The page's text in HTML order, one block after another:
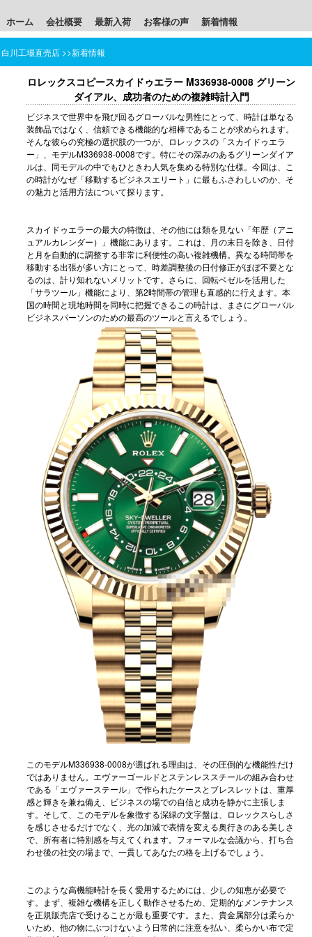
ホーム 会社概要 最新入荷 お客様の声 新着情報
白川工場直売店 >>新着情報
ロレックスコピースカイドゥエラー M336938-0008 グリーン
ダイアル、成功者のための複雑時計入門
ビジネスで世界中を飛び回るグローバルな男性にとって、時計は単なる
装飾品ではなく、信頼できる機能的な相棒であることが求められます。
そんな彼らの究極の選択肢の一つが、ロレックスの「スカイドゥエラ
ー」、モデルM336938-0008です。特にその深みのあるグリーンダイア
ルは、同モデルの中でもひときわ人気を集める特別な仕様。今回は、こ
の時計がなぜ「移動するビジネスエリート」に最もふさわしいのか、そ
の魅力と活用方法について探ります。
スカイドゥエラーの最大の特徴は、その他には類を見ない「年歴（アニ
ュアルカレンダー）」機能にあります。これは、月の末日を除き、日付
と月を自動的に調整する非常に利便性の高い複雑機構。異なる時間帯を
移動する出張が多い方にとって、時差調整後の日付修正がほぼ不要とな
るのは、計り知れないメリットです。さらに、回転ベゼルを活用した
「サラツール」機能により、第2時間帯の管理も直感的に行えます。本
国の時間と現地時間を同時に把握できるこの時計は、まさにグローバル
ビジネスパーソンのための最高のツールと言えるでしょう。
このモデルM336938-0008が選ばれる理由は、その圧倒的な機能性だけ
ではありません。エヴァーゴールドとステンレススチールの組み合わせ
である「エヴァーステール」で作られたケースとブレスレットは、重厚
感と輝きを兼ね備え、ビジネスの場での自信と成功を静かに主張しま
す。そして、このモデルを象徴する深緑の文字盤は、ロレックスらしさ
を感じさせるだけでなく、光の加減で表情を変える奥行きのある美しさ
で、所有者に特別感を与えてくれます。フォーマルな会議から、打ち合
わせ後の社交の場まで、一貫してあなたの格を上げるでしょう。
このような高機能時計を長く愛用するためには、少しの知恵が必要で
す。まず、複雑な機構を正しく動作させるため、定期的なメンテナンス
を正規販売店で受けることが最も重要です。また、貴金属部分は柔らか
いため、他の物にぶつけないよう日常的に注意を払い、柔らかい布で定